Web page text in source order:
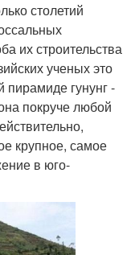
столетий
их строительства
ученых это
гунунг -
покруче любой
крупное, самое
в юго-